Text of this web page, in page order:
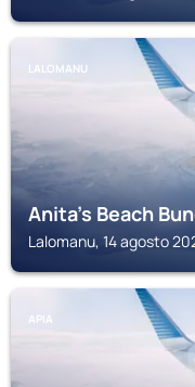
LALOMANU
Anita's Beach
Lalomanu, 14 agosto
APIA